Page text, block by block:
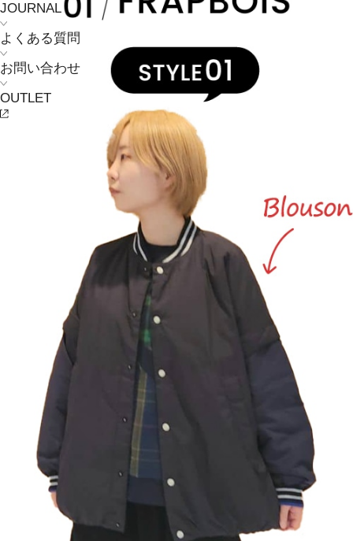
JOURNAL
よくある質問
お問い合わせ
OUTLET